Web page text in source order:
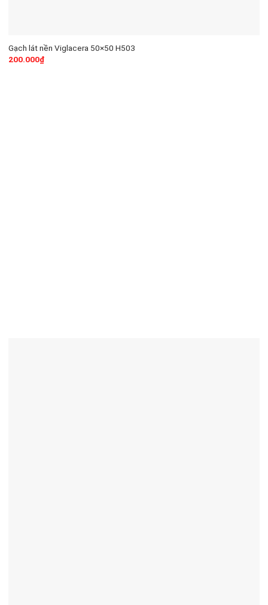
Gạch lát nền Viglacera 50×50 H503
200.000₫